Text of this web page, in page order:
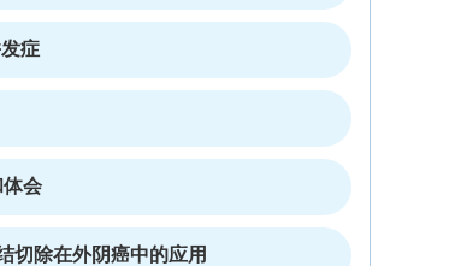
症
会
切除在外阴癌中的应用